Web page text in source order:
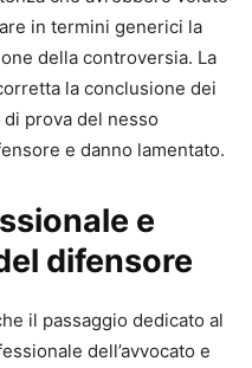
in termini generici la
della controversia. La
la conclusione dei
prova del nesso
e danno lamentato.
e
difensore
il passaggio dedicato al
dell’avvocato e